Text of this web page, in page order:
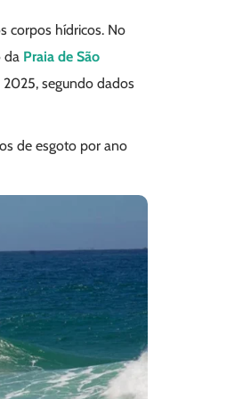
corpos hídricos. No
da Praia de São
segundo dados
de esgoto por ano